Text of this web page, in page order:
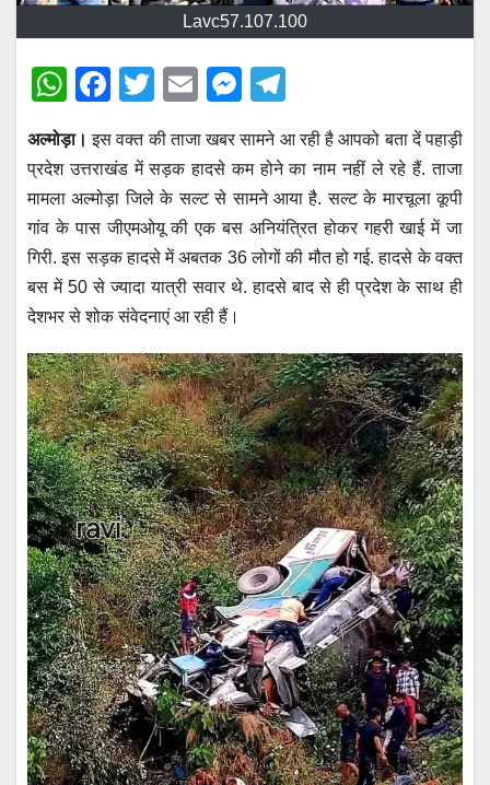
Lavc57.107.100
W
at
s
A
p
p
F
c
e
b
o
o
k
T
wi
tt
er
E
ail
M
ss
e
n
g
er
e
gr
a
m
अल्मोड़ा। इस वक्त की ताजा खबर सामने आ रही है आपको बता दें पहाड़ी
प्रदेश उत्तराखंड में सड़क हादसे कम होने का नाम नहीं ले रहे हैं. ताजा
मामला अल्मोड़ा जिले के सल्ट से सामने आया है. सल्ट के मारचूला कूपी
गांव के पास जीएमओयू की एक बस अनियंत्रित होकर गहरी खाई में जा
गिरी. इस सड़क हादसे में अबतक 36 लोगों की मौत हो गई. हादसे के वक्त
बस में 50 से ज्यादा यात्री सवार थे. हादसे बाद से ही प्रदेश के साथ ही
देशभर से शोक संवेदनाएं आ रही हैं।